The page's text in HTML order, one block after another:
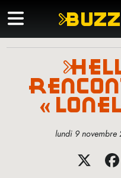
helluvah :
«
lundi 9 novembre